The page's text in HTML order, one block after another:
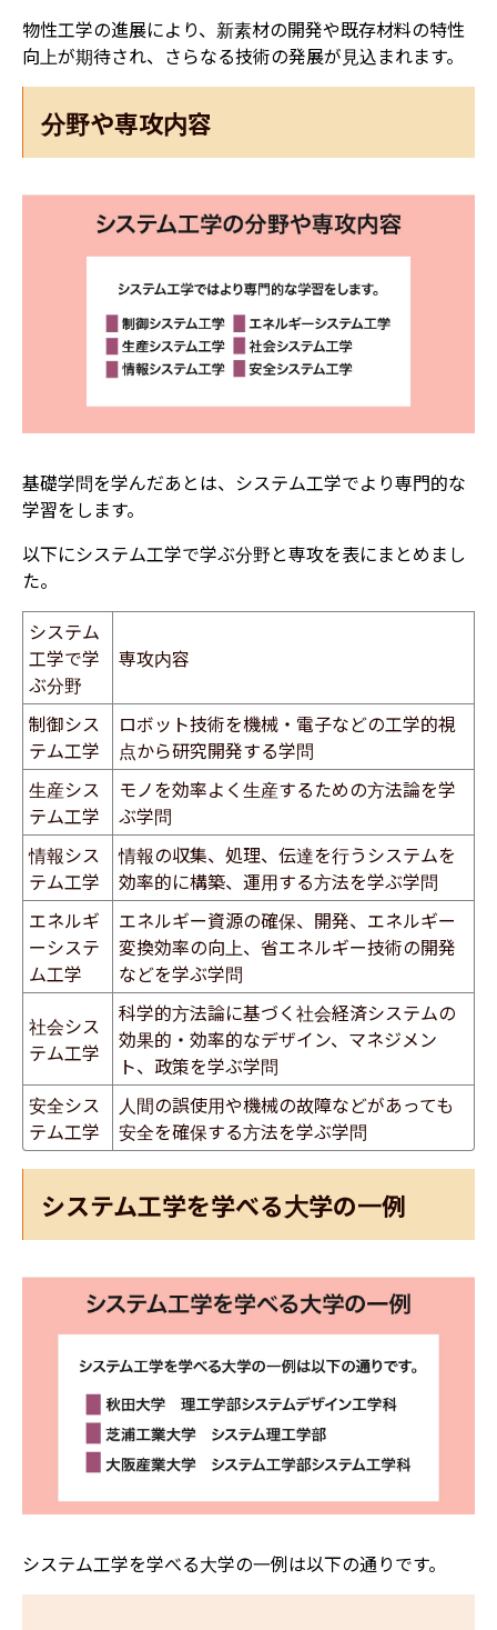
物性工学の進展により、新素材の開発や既存材料の特性
向上が期待され、さらなる技術の発展が見込まれます。
分野や専攻内容
基礎学問を学んだあとは、システム工学でより専門的な
学習をします。
以下にシステム工学で学ぶ分野と専攻を表にまとめまし
た。
システム
工学で学
ぶ分野
専攻内容
制御シス
テム工学
ロボット技術を機械・電子などの工学的視
点から研究開発する学問
生産シス
テム工学
​モノを効率よく生産するための方法論を学
ぶ学問
情報シス
テム工学
​情報の収集、処理、伝達を行うシステムを
効率的に構築、運用する方法を学ぶ学問
エネルギ
ーシステ
ム工学
​エネルギー資源の確保、開発、エネルギー
変換効率の向上、省エネルギー技術の開発
などを学ぶ学問
社会シス
テム工学
​科学的方法論に基づく社会経済システムの
効果的・効率的なデザイン、マネジメン
ト、政策を学ぶ学問
安全シス
テム工学
​人間の誤使用や機械の故障などがあっても
安全を確保する方法を学ぶ学問
システム工学を学べる大学の一例
システム工学を学べる大学の一例は以下の通りです。